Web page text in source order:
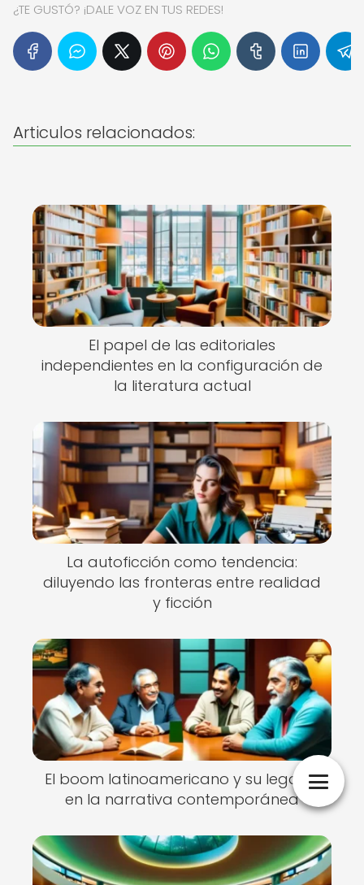
¿TE GUSTÓ? ¡DALE VOZ EN TUS REDES!
Articulos relacionados:
El papel de las editoriales
independientes en la configuración de
la literatura actual
La autoficción como tendencia:
diluyendo las fronteras entre realidad
y ficción
El boom latinoamericano y su legado
en la narrativa contemporánea